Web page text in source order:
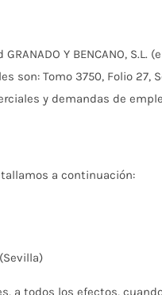
Y BENCANO, S.L.
son: Tomo 3750, Folio 27,
y demandas de
a continuación:
a todos los efectos,